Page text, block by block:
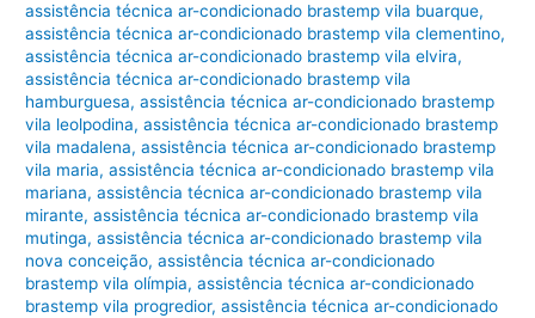
assistência técnica ar-condicionado brastemp vila buarque,
assistência técnica ar-condicionado brastemp vila clementino,
assistência técnica ar-condicionado brastemp vila elvira,
assistência técnica ar-condicionado brastemp vila
hamburguesa,assistência técnica ar-condicionado brastemp
vila leolpodina,assistência técnica ar-condicionado brastemp
vila madalena,assistência técnica ar-condicionado brastemp
vila maria,assistência técnica ar-condicionado brastemp vila
mariana,assistência técnica ar-condicionado brastemp vila
mirante,assistência técnica ar-condicionado brastemp vila
mutinga,assistência técnica ar-condicionado brastemp vila
nova conceição,assistência técnica ar-condicionado
brastemp vila olímpia,assistência técnica ar-condicionado
brastemp vila progredior,assistência técnica ar-condicionado